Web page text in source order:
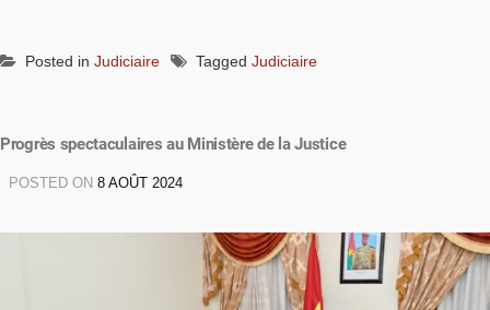
Posted in Judiciaire Tagged Judiciaire
Progrès spectaculaires au Ministère de la Justice
POSTED ON 8 AOÛT 2024